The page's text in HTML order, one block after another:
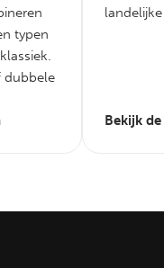
typen
dubbele
Bekijk